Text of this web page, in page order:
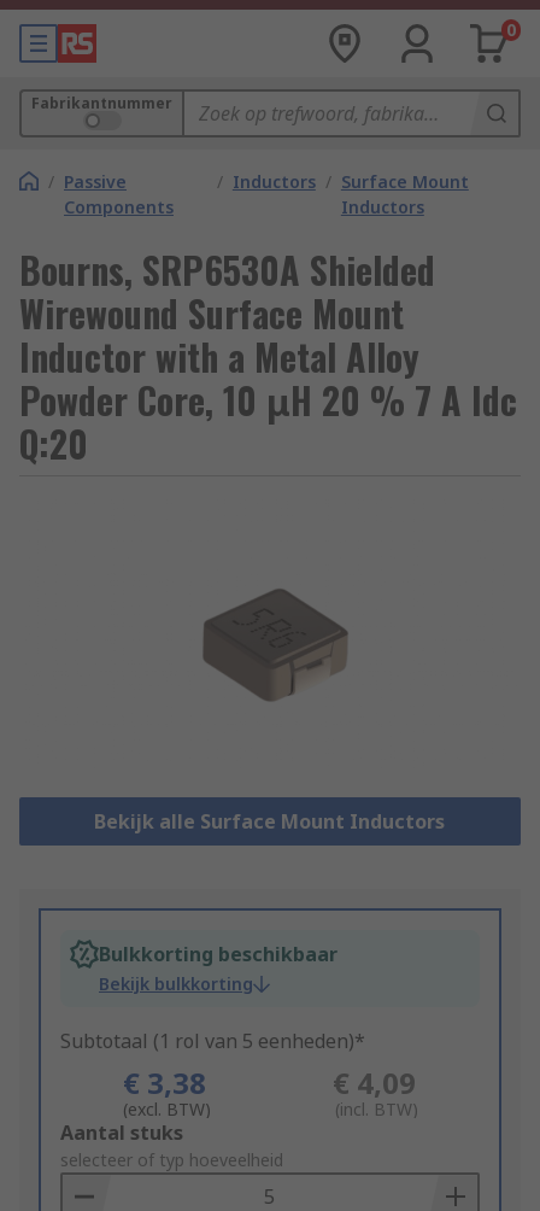
0
Fabrikantnummer
/ Passive
Components
/ Inductors / Surface Mount
Inductors
Bourns, SRP6530A Shielded
Wirewound Surface Mount
Inductor with a Metal Alloy
Powder Core, 10 μH 20 % 7 A Idc
Q:20
Bekijk alle Surface Mount Inductors
Bulkkorting beschikbaar
Bekijk bulkkorting
Subtotaal (1 rol van 5 eenheden)*
€ 3,38
(excl. BTW)
€ 4,09
(incl. BTW)
Add
to
Basket
Aantal stuks
selecteer of typ hoeveelheid